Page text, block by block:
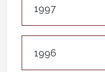
1997
1996